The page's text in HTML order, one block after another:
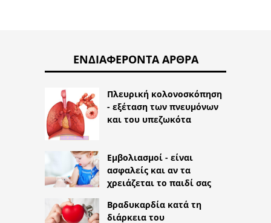
ΕΝΔΙΑΦΈΡΟΝΤΑ ΆΡΘΡΑ
Πλευρική κολονοσκόπηση
- εξέταση των πνευμόνων
και του υπεζωκότα
Εμβολιασμοί - είναι
ασφαλείς και αν τα
χρειάζεται το παιδί σας
Βραδυκαρδία κατά τη
διάρκεια του